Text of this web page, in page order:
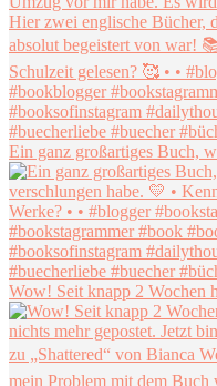
Ein ganz großartiges Buch,
Wow! Seit knapp 2 Wochen